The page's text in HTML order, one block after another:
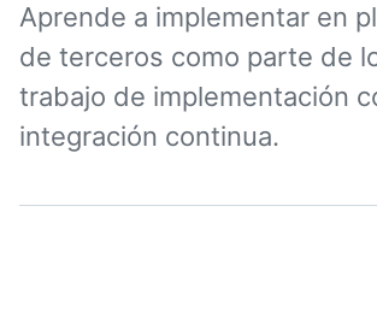
Aprende a implementar en
de terceros como parte de
trabajo de implementación
integración continua.